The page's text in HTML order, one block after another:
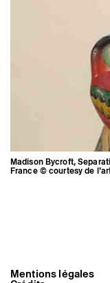
Madison Bycroft,
France © courtesy de
TM, 2017, vidéo HD,
Mentions légales